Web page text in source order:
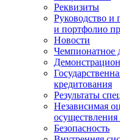
Реквизиты
Руководство и
и портфолио
Новости
кредитования
Результаты
Независимая
осуществления
Безопасность